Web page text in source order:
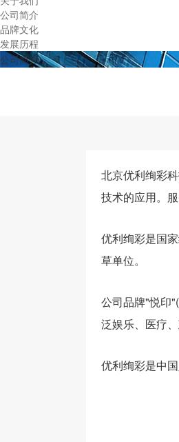
公司简介
品牌文化
发展历程
公司简介
北京优利绚彩
技术的应用。
优利绚彩是国
草单位。
公司品牌"悦印
泛娱乐、医疗
优利绚彩是中